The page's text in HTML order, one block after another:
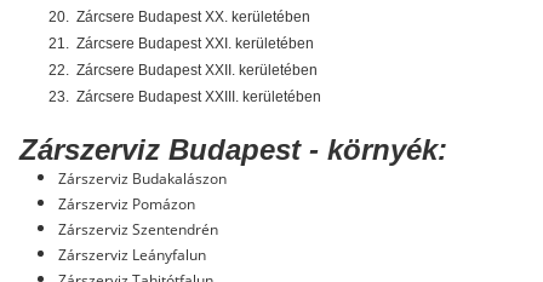
20. Zárcsere Budapest XX. kerületében
21. Zárcsere Budapest XXI. kerületében
22. Zárcsere Budapest XXII. kerületében
23. Zárcsere Budapest XXIII. kerületében
Zárszerviz Budapest - környék:
Zárszerviz Budakalászon
Zárszerviz Pomázon
Zárszerviz Szentendrén
Zárszerviz Leányfalun